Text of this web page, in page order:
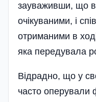
зауваживши, що
очікуваними, і
отриманими в
яка передувала
Відрадно, що у
часто